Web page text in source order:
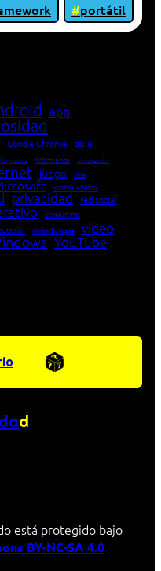
portátil
app
Google Chrome guía
Informática innovación
juego lista
Mozilla Firefox
privacidad red social
streaming
Unión Europea vídeo
YouTube
d
está protegido bajo
BY-NC-SA 4.0